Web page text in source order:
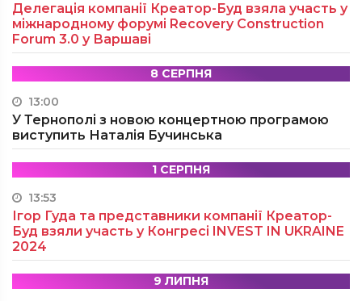
Делегація компанії Креатор-Буд взяла участь у
міжнародному форумі Recovery Construction
Forum 3.0 у Варшаві
8 СЕРПНЯ
13:00
У Тернополі з новою концертною програмою
виступить Наталія Бучинська
1 СЕРПНЯ
13:53
Ігор Гуда та представники компанії Креатор-
Буд взяли участь у Конгресі INVEST IN UKRAINE
2024
9 ЛИПНЯ